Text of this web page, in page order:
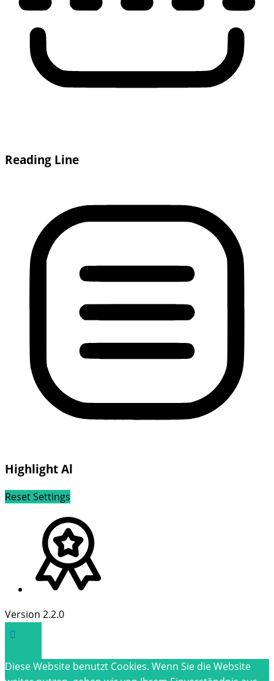
Reading Line
Highlight Al
Reset Settings
Version 2.2.0
Diese Website benutzt Cookies. Wenn Sie die Website